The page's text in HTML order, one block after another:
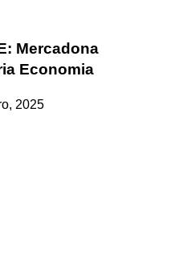
Mercadona
Economia
2025